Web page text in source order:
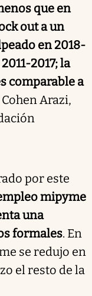
que en
out a un
en 2018-
2017; la
comparable a
Arazi,
por este
mipyme
una
formales. En
se redujo en
el resto de la